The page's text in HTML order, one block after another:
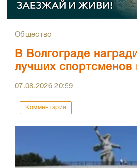
Общество
В Волгограде
лучших спортсменов
07.08.202620:59
Комментарии